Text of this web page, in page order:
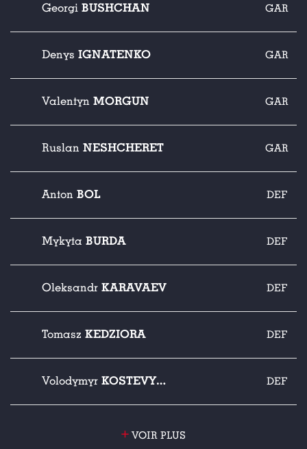
Georgi BUSHCHAN GAR
Denys IGNATENKO GAR
Valentyn MORGUN GAR
Ruslan NESHCHERET GAR
Anton BOL DEF
Mykyta BURDA DEF
Oleksandr KARAVAEV DEF
Tomasz KEDZIORA DEF
Volodymyr KOSTEVYCH DEF
+ VOIR PLUS